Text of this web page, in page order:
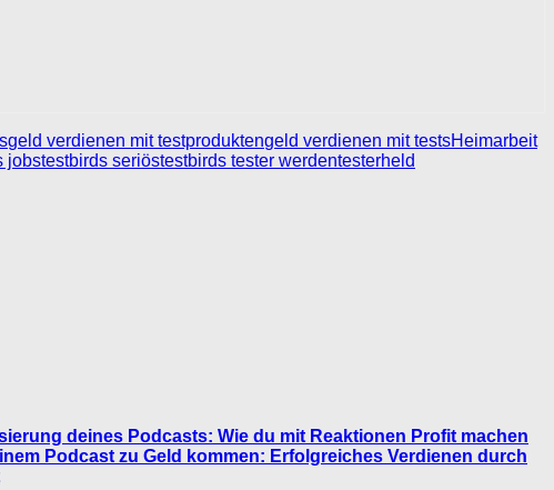
geld verdienen mit testproduktengeld verdienen mit testsHeimarbeit
jobstestbirds seriöstestbirds tester werdentesterheld
deines Podcasts: Wie du mit Reaktionen Profit machen
Podcast zu Geld kommen: Erfolgreiches Verdienen durch